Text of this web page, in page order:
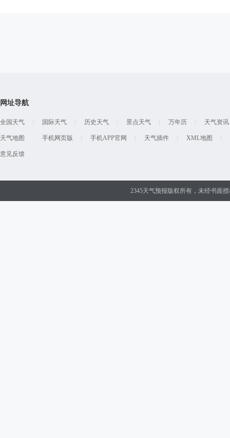
网址导航
全国天气 国际天气 历史天气 景点天气 万年历 天气资讯
天气地图 手机网页版 手机APP官网 天气插件 XML地图
意见反馈
2345天气预报版权所有，未经书面